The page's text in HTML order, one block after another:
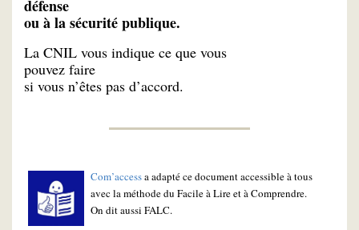
défense
ou à la sécurité publique.
La CNIL vous indique ce que vous
pouvez faire
si vous n’êtes pas d’accord.
Com’accessa adapté ce document accessible à tous
avec la méthode du Facile à Lire et à Comprendre.
On dit aussi FALC.